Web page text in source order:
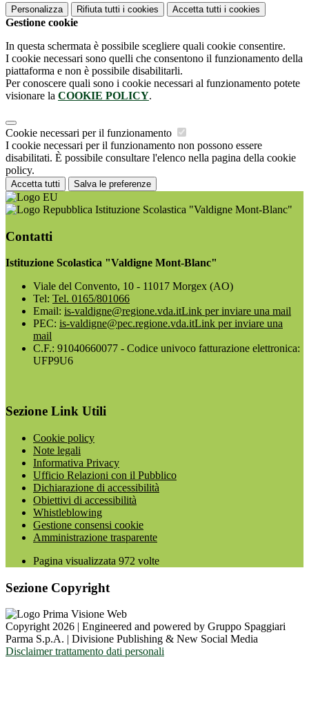
Personalizza Rifiuta tutti i cookies Accetta tutti i cookies
Gestione cookie
In questa schermata è possibile scegliere quali cookie consentire.
I cookie necessari sono quelli che consentono il funzionamento della
piattaforma e non è possibile disabilitarli.
Per conoscere quali sono i cookie necessari al funzionamento potete
visionare la COOKIE POLICY.
Cookie necessari per il funzionamento
I cookie necessari per il funzionamento non possono essere
disabilitati. È possibile consultare l'elenco nella pagina della cookie
policy.
Accetta tutti Salva le preferenze
Istituzione Scolastica "Valdigne Mont-Blanc"
Contatti
Istituzione Scolastica "Valdigne Mont-Blanc"
Viale del Convento, 10 - 11017 Morgex (AO)
Tel: Tel. 0165/801066
Email: is-valdigne@regione.vda.itLink per inviare una mail
PEC: is-valdigne@pec.regione.vda.itLink per inviare una
mail
C.F.: 91040660077 - Codice univoco fatturazione elettronica:
UFP9U6
Sezione Link Utili
Cookie policy
Note legali
Informativa Privacy
Ufficio Relazioni con il Pubblico
Dichiarazione di accessibilità
Obiettivi di accessibilità
Whistleblowing
Gestione consensi cookie
Amministrazione trasparente
Pagina visualizzata 972 volte
Sezione Copyright
Copyright 2026 | Engineered and powered by Gruppo Spaggiari
Parma S.p.A. | Divisione Publishing & New Social Media
Disclaimer trattamento dati personali